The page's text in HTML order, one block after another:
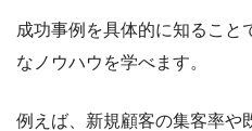
成功事例を具体的に知ること
なノウハウを学べます。
例えば、新規顧客の集客率や